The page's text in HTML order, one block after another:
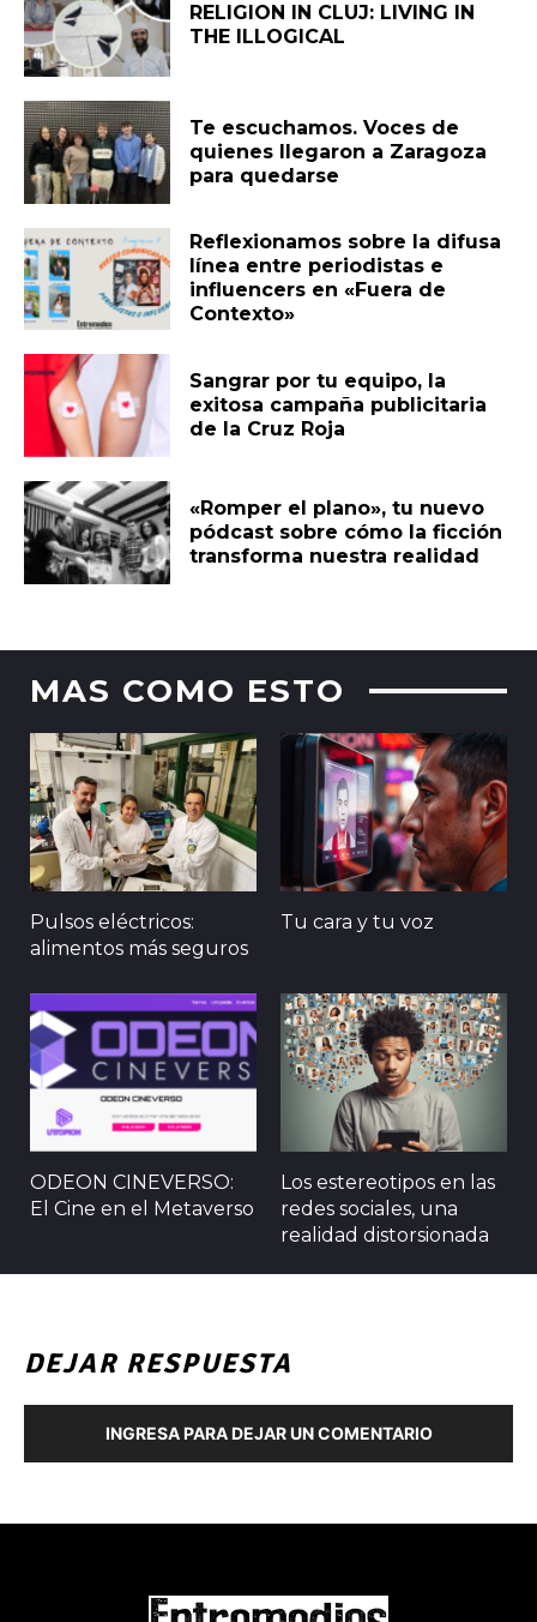
RELIGION IN CLUJ: LIVING IN
THE ILLOGICAL
Te escuchamos. Voces de
quienes llegaron a Zaragoza
para quedarse
Reflexionamos sobre la difusa
línea entre periodistas e
influencers en «Fuera de
Contexto»
Sangrar por tu equipo, la
exitosa campaña publicitaria
de la Cruz Roja
«Romper el plano», tu nuevo
pódcast sobre cómo la ficción
transforma nuestra realidad
MAS COMO ESTO
Pulsos eléctricos:
alimentos más seguros
Tu cara y tu voz
ODEON CINEVERSO:
El Cine en el Metaverso
Los estereotipos en las
redes sociales, una
realidad distorsionada
DEJAR RESPUESTA
INGRESA PARA DEJAR UN COMENTARIO